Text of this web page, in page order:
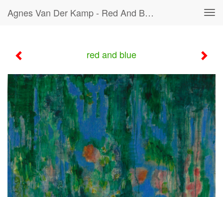
Agnes Van Der Kamp - Red And Blue
red and blue